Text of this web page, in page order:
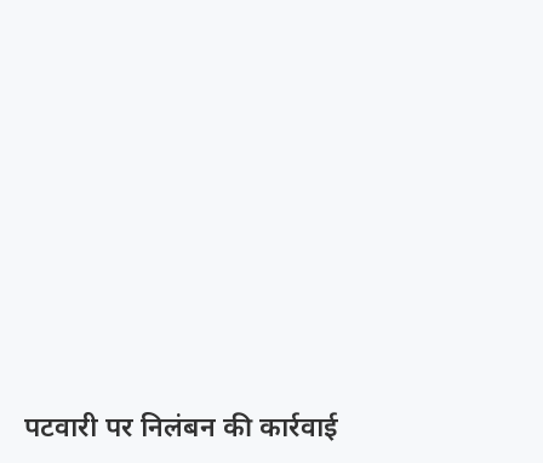
पटवारी पर निलंबन की कार्रवाई